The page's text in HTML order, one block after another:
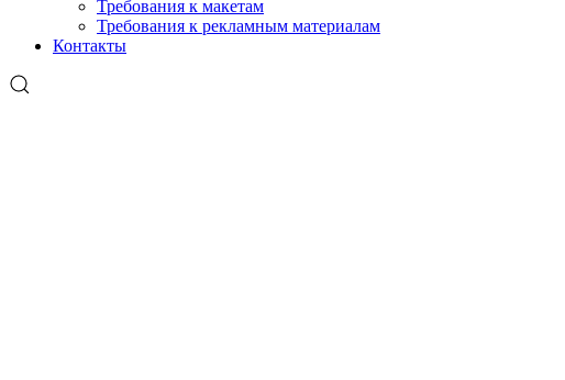
Требования к макетам
Требования к рекламным материалам
Контакты